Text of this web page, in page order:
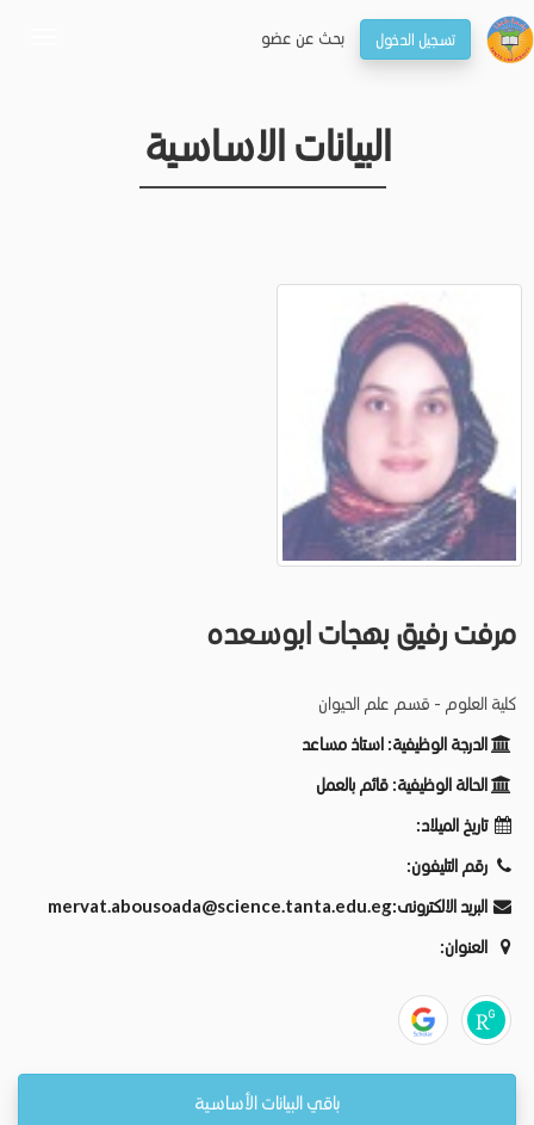
تسجيل الدخول بحـث عن عضو
البيانات الاساسية
مرفت رفيق بهجات ابوسعده
كلية العلوم - قسم علم الحيوان
الدرجة الوظيفية: استاذ مساعد
الحالة الوظيفية: قائم بالعمل
تاريخ الميلاد:
رقم التليفون:
البريد الالكترونى:mervat.abousoada@science.tanta.edu.eg
العنوان:
باقي البيانات الأساسية